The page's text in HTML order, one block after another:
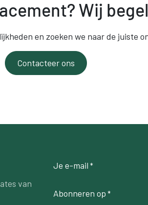
Wij
en zoeken we naar de juiste
Contacteer ons
van
Je e-mail *
Abonneren op *